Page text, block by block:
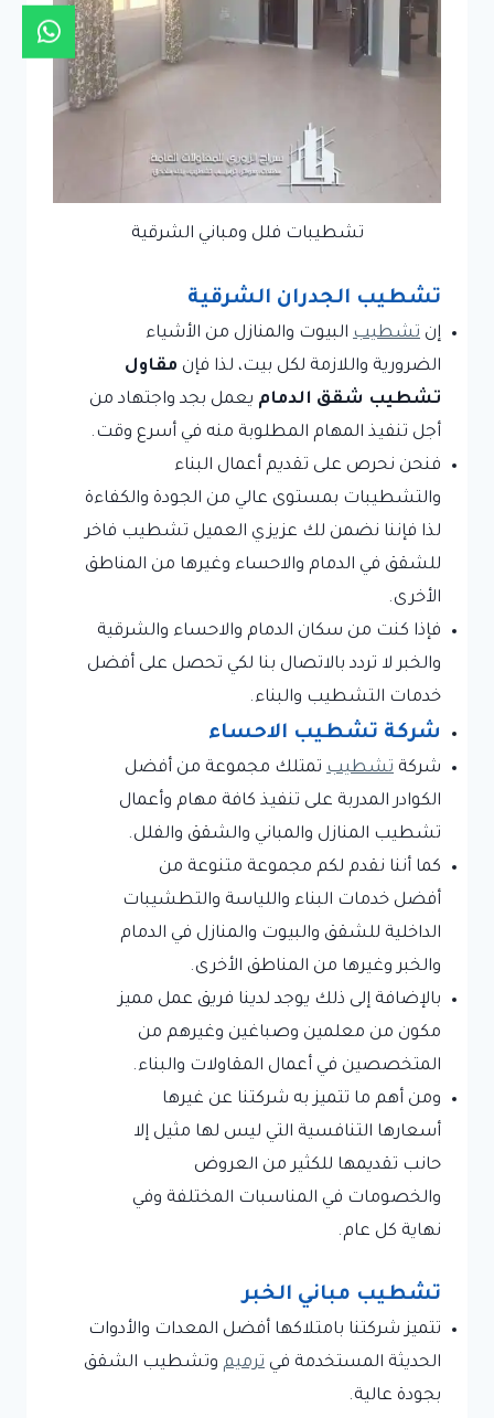
تشطيبات فلل ومباني الشرقية
تشطيب الجدران الشرقية
إن تشطيب البيوت والمنازل من الأشياء
الضرورية واللازمة لكل بيت، لذا فإن مقاول
تشطيب شقق الدمام يعمل بجد واجتهاد من
أجل تنفيذ المهام المطلوبة منه في أسرع وقت.
فنحن نحرص على تقديم أعمال البناء
والتشطيبات بمستوى عالي من الجودة والكفاءة
لذا فإننا نضمن لك عزيزي العميل تشطيب فاخر
للشقق في الدمام والاحساء وغيرها من المناطق
الأخرى.
فإذا كنت من سكان الدمام والاحساء والشرقية
والخبر لا تردد بالاتصال بنا لكي تحصل على أفضل
خدمات التشطيب والبناء.
شركة تشطيب الاحساء
شركة تشطيب تمتلك مجموعة من أفضل
الكوادر المدربة على تنفيذ كافة مهام وأعمال
تشطيب المنازل والمباني والشقق والفلل.
كما أننا نقدم لكم مجموعة متنوعة من
أفضل خدمات البناء واللياسة والتطشيبات
الداخلية للشقق والبيوت والمنازل في الدمام
والخبر وغيرها من المناطق الأخرى.
بالإضافة إلى ذلك يوجد لدينا فريق عمل مميز
مكون من معلمين وصباغين وغيرهم من
المتخصصين في أعمال المقاولات والبناء.
ومن أهم ما تتميز به شركتنا عن غيرها
أسعارها التنافسية التي ليس لها مثيل إلا
حانب تقديمها للكثير من العروض
والخصومات في المناسبات المختلفة وفي
نهاية كل عام.
تشطيب مباني الخبر
تتميز شركتنا بامتلاكها أفضل المعدات والأدوات
الحديثة المستخدمة في ترميم وتشطيب الشقق
بجودة عالية.